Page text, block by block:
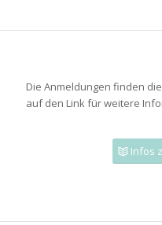
Die Anmeldungen finden
auf den Link für weitere
Infos